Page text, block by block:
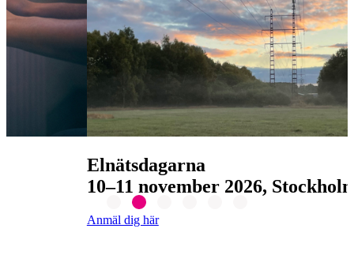
Elnätsdagarna
10–11 november 2026, Stockholm